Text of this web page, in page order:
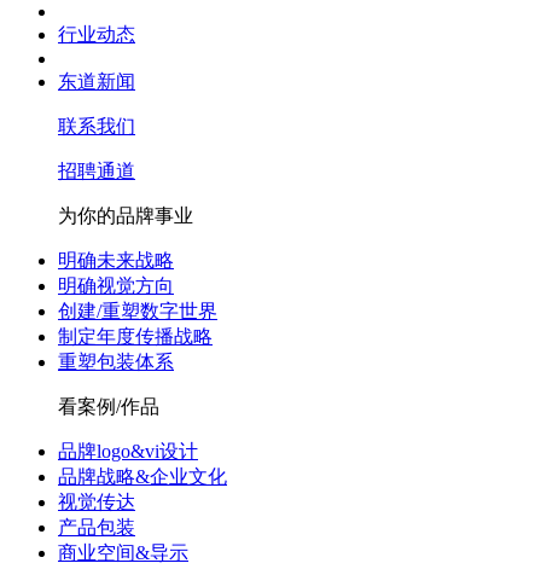
行业动态
东道新闻
联系我们
招聘通道
为你的品牌事业
明确未来战略
明确视觉方向
创建/重塑数字世界
制定年度传播战略
重塑包装体系
看案例/作品
品牌logo&vi设计
品牌战略&企业文化
视觉传达
产品包装
商业空间&导示